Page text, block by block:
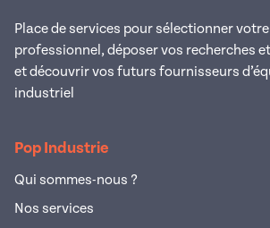
Place de services pour sélectionner
professionnel, déposer vos recherches
et découvrir vos futurs fournisseurs
industriel
Pop Industrie
Qui sommes-nous ?
Nos services